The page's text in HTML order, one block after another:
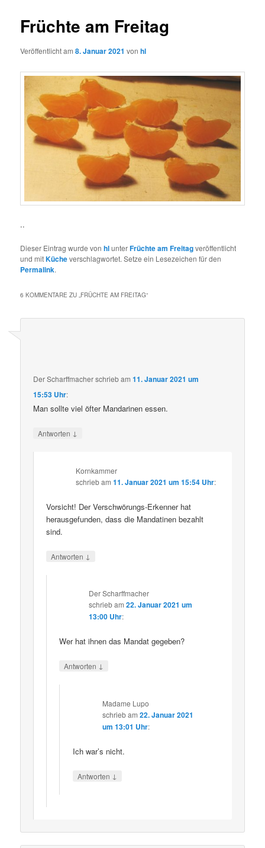
Früchte am Freitag
Veröffentlicht am8. Januar 2021 vonhl
..
Dieser Eintrag wurde vonhlunterFrüchte am Freitagveröffentlicht
und mitKücheverschlagwortet. Setze ein Lesezeichen für den
Permalink.
6 KOMMENTARE ZU „FRÜCHTE AM FREITAG“
Der Scharffmacherschriebam11. Januar 2021 um
15:53 Uhr:
Man sollte viel öfter Mandarinen essen.
Antworten ↓
Kornkammer
schriebam11. Januar 2021 um 15:54 Uhr:
Vorsicht! Der Verschwörungs-Erkenner hat
herausgefunden, dass die Mandatinen bezahlt
sind.
Antworten ↓
Der Scharffmacher
schriebam22. Januar 2021 um
13:00 Uhr:
Wer hat ihnen das Mandat gegeben?
Antworten ↓
Madame Lupo
schriebam 22. Januar 2021
um 13:01 Uhr:
Ich war’s nicht.
Antworten ↓